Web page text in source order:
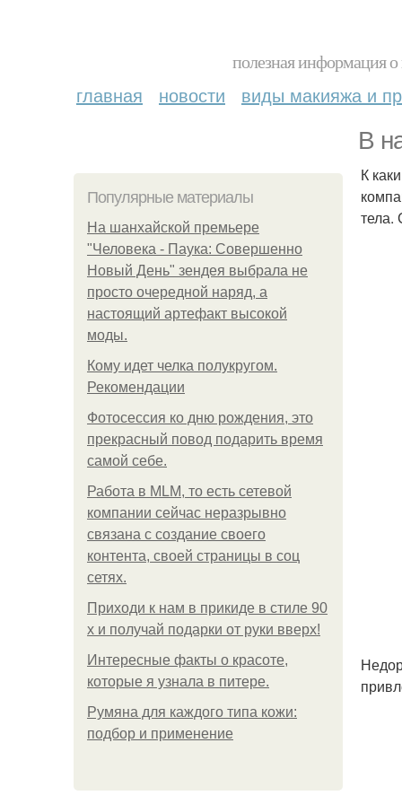
полезная информация
главная новости виды макияжа и
В
Популярные материалы
На шанхайской премьере
"Человека - Паука: Совершенно
Новый День" зендея выбрала не
просто очередной наряд, а
настоящий артефакт высокой
моды.
Кому идет челка полукругом.
Рекомендации
Фотосессия ко дню рождения, это
прекрасный повод подарить время
самой себе.
Работа в MLM, то есть сетевой
компании сейчас неразрывно
связана с создание своего
контента, своей страницы в соц
сетях.
Приходи к нам в прикиде в стиле 90
х и получай подарки от руки вверх!
Интересные факты о красоте,
которые я узнала в питере.
Румяна для каждого типа кожи:
подбор и применение
К
тела.